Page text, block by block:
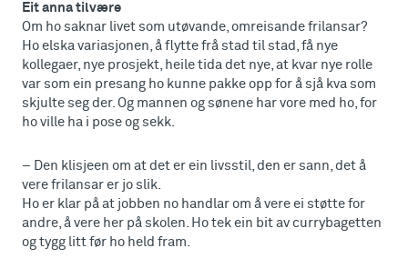
Eit anna tilvære
Om ho saknar livet som utøvande, omreisande frilansar?
Ho elska variasjonen, å flytte frå stad til stad, få nye
kollegaer, nye prosjekt, heile tida det nye, at kvar nye rolle
var som ein presang ho kunne pakke opp for å sjå kva som
skjulte seg der. Og mannen og sønene har vore med ho, for
ho ville ha i pose og sekk.
– Den klisjeen om at det er ein livsstil, den er sann, det å
vere frilansar er jo slik.
Ho er klar på at jobben no handlar om å vere ei støtte for
andre, å vere her på skolen. Ho tek ein bit av currybagetten
og tygg litt før ho held fram.